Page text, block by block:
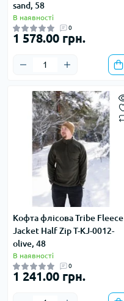
sand, 58
В наявності
0
1 578.00 грн.
Кофта флісова Tribe Fleece
Jacket Half Zip T-KJ-0012-
olive, 48
В наявності
0
1 241.00 грн.